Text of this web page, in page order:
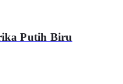
Putih Biru